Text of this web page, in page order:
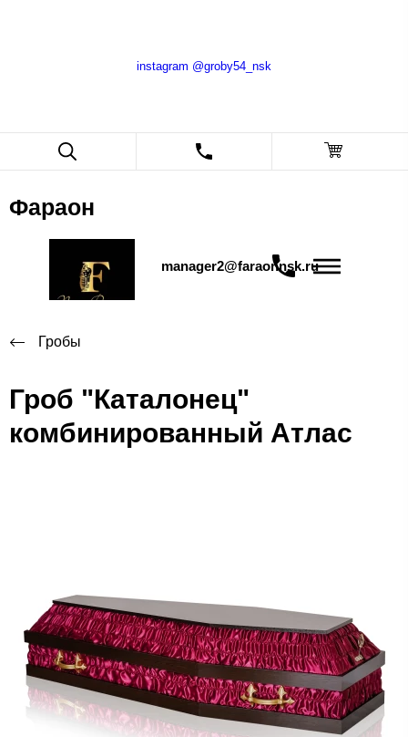
instagram @groby54_nsk
Фараон
manager2@faraonnsk.ru
Гробы
Гроб "Каталонец"
комбинированный Атлас